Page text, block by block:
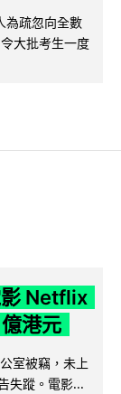
為疏忽向全數
大批考生一度
Netflix
港元
室被竊，未上
失蹤。電影...